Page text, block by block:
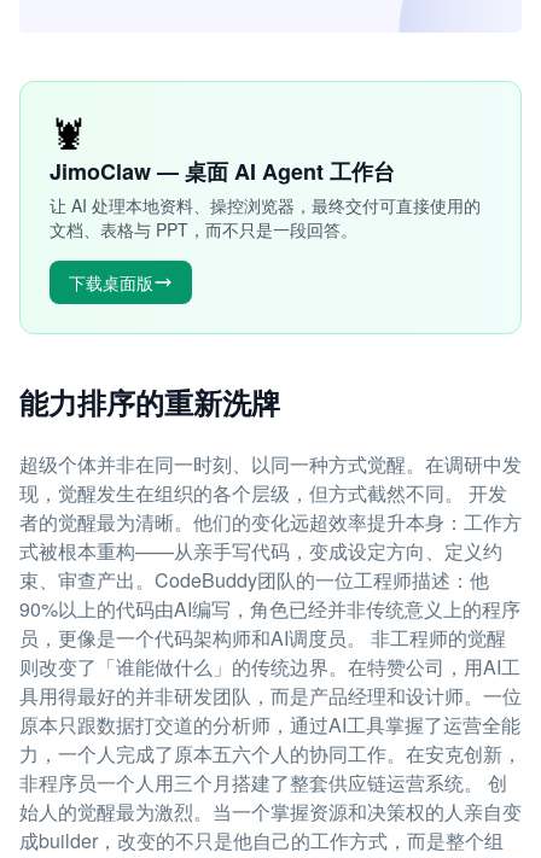
🦞
JimoClaw — 桌面 AI Agent 工作台
让 AI 处理本地资料、操控浏览器，最终交付可直接使用的
文档、表格与 PPT，而不只是一段回答。
下载桌面版
能力排序的重新洗牌
超级个体并非在同一时刻、以同一种方式觉醒。在调研中发
现，觉醒发生在组织的各个层级，但方式截然不同。 开发
者的觉醒最为清晰。他们的变化远超效率提升本身：工作方
式被根本重构——从亲手写代码，变成设定方向、定义约
束、审查产出。CodeBuddy团队的一位工程师描述：他
90%以上的代码由AI编写，角色已经并非传统意义上的程序
员，更像是一个代码架构师和AI调度员。 非工程师的觉醒
则改变了「谁能做什么」的传统边界。在特赞公司，用AI工
具用得最好的并非研发团队，而是产品经理和设计师。一位
原本只跟数据打交道的分析师，通过AI工具掌握了运营全能
力，一个人完成了原本五六个人的协同工作。在安克创新，
非程序员一个人用三个月搭建了整套供应链运营系统。 创
始人的觉醒最为激烈。当一个掌握资源和决策权的人亲自变
成builder，改变的不只是他自己的工作方式，而是整个组